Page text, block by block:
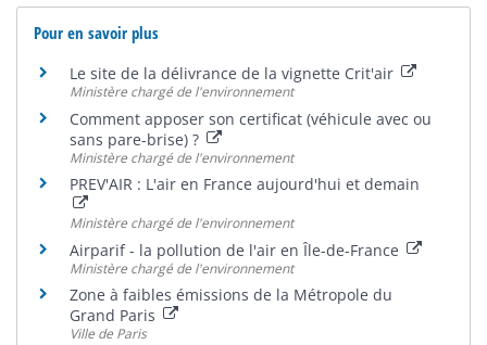
Pour en savoir plus
Le site de la délivrance de la vignette Crit'air
Ministère chargé de l'environnement
Comment apposer son certificat (véhicule avec ou
sans pare-brise) ?
Ministère chargé de l'environnement
PREV'AIR : L'air en France aujourd'hui et demain
Ministère chargé de l'environnement
Airparif - la pollution de l'air en Île-de-France
Ministère chargé de l'environnement
Zone à faibles émissions de la Métropole du
Grand Paris
Ville de Paris